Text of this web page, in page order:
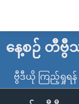
လွယ်ကူ
သည့်
မူလစာမျက်နှာ
မြန်မာ
ကမ္ဘာ့သတင်းများ
နေ့စဉ် တီဗွီ
ဗွီဒီယို ကြည့်ရှုရန်